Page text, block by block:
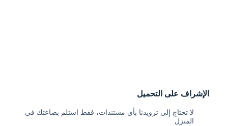
الإشراف على التحميل
لا تحتاج إلى تزويدنا بأي مستندات، فقط استلم بضاعتك في
المنزل